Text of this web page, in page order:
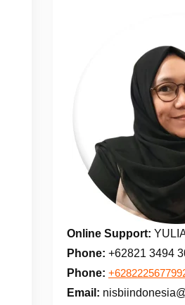
Online Support:
Phone: +62821 3494
Phone:
Email: